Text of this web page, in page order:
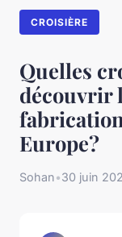
CROISIÈRE
Quelles
découvrir
Europe?
Sohan•30 juin